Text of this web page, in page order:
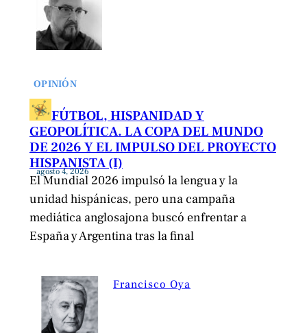
OPINIÓN
FÚTBOL, HISPANIDAD Y
GEOPOLÍTICA. LA COPA DEL MUNDO
DE 2026 Y EL IMPULSO DEL PROYECTO
HISPANISTA (I)
agosto 4, 2026
El Mundial 2026 impulsó la lengua y la
unidad hispánicas, pero una campaña
mediática anglosajona buscó enfrentar a
España y Argentina tras la final
Francisco Oya